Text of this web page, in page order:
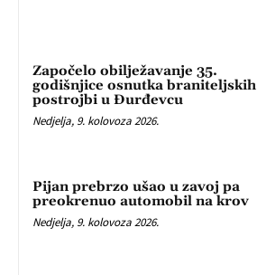
Započelo obilježavanje 35.
godišnjice osnutka braniteljskih
postrojbi u Đurđevcu
Nedjelja, 9. kolovoza 2026.
Pijan prebrzo ušao u zavoj pa
preokrenuo automobil na krov
Nedjelja, 9. kolovoza 2026.